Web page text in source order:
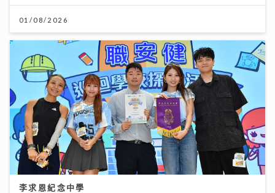
01/08/2026
李求恩紀念中學